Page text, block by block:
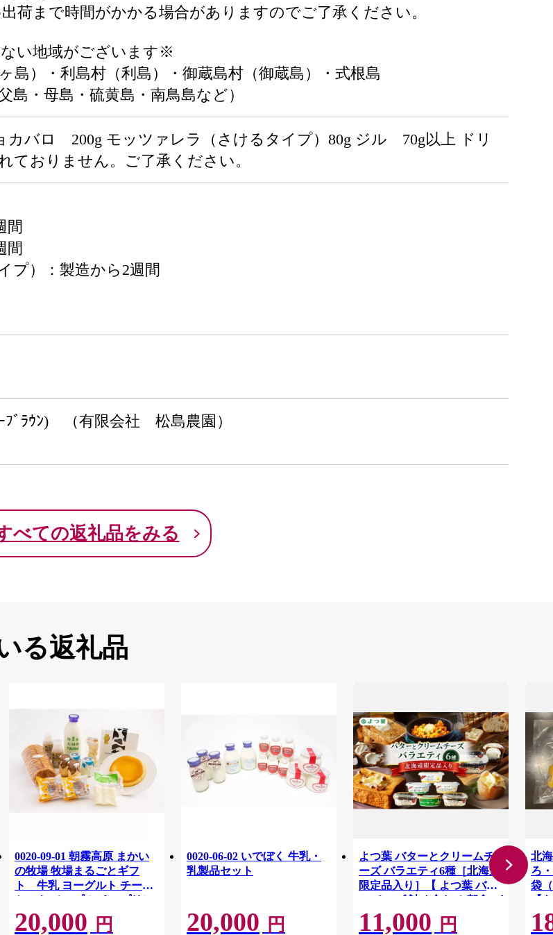
荷まで時間がかかる場合がありますのでご了承ください。
い地域がございます※
島）・利島村（利島）・御蔵島村（御蔵島）・式根島
島・母島・硫黄島・南鳥島など）
バロ 200g モッツァレラ（さけるタイプ）80g ジル 70g以上 ドリ
おりません。ご了承ください。
間
間
プ）：製造から2週間
ﾌﾞﾗｳﾝ) （有限会社 松島農園）
べての返礼品をみる
る返礼品
0020-09-01 朝霧高原 まかい
の牧場 牧場まるごとギフ
ト 牛乳 ヨーグルト チーズ
ケーキ メープルパン プリン
チーズ ドーナツ
20,000 円
0020-06-02 いでぼく 牛乳・
乳製品セット
20,000 円
よつ葉 バターとクリームチ
ーズ バラエティ6種［北海道
限定品入り］【 よつ葉 バタ
ー チーズ 詰め合わせ 朝食 パ
ン セット おすすめ パンにお
いしい クリームチーズ モー
11,000 円
北
ろ
袋
【
ー